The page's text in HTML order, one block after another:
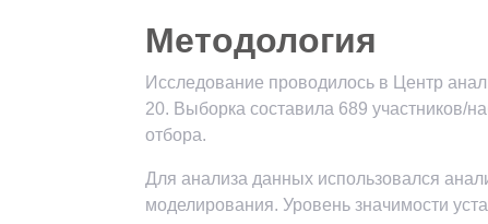
Методология
Исследование проводилось в Центр
20. Выборка составила 689 участников/
отбора.
Для анализа данных использовался
моделирования. Уровень значимости